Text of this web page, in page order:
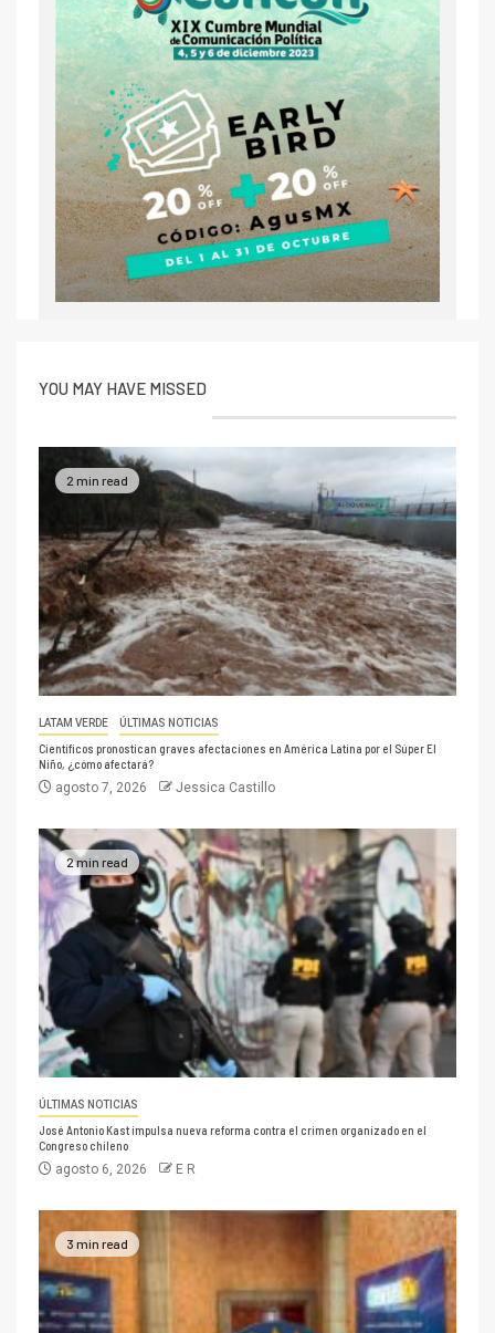
YOU MAY HAVE MISSED
2 min read
LATAM VERDE ÚLTIMAS NOTICIAS
Científicos pronostican graves afectaciones en América Latina por el Súper El
Niño, ¿cómo afectará?
agosto 7, 2026 Jessica Castillo
2 min read
ÚLTIMAS NOTICIAS
José Antonio Kast impulsa nueva reforma contra el crimen organizado en el
Congreso chileno
agosto 6, 2026 E R
3 min read